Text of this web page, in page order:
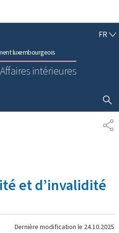
principal
contenu
luxembourgeois
intérieures
FR
et d’invalidité
Dernière modification le 24.10.2025